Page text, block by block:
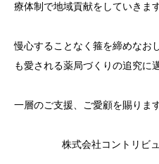
療体制で地域貢献をしていきます
慢心することなく箍を締めなお
も愛される薬局づくりの追究に
一層のご支援、ご愛顧を賜りま
株式会社コントリビ